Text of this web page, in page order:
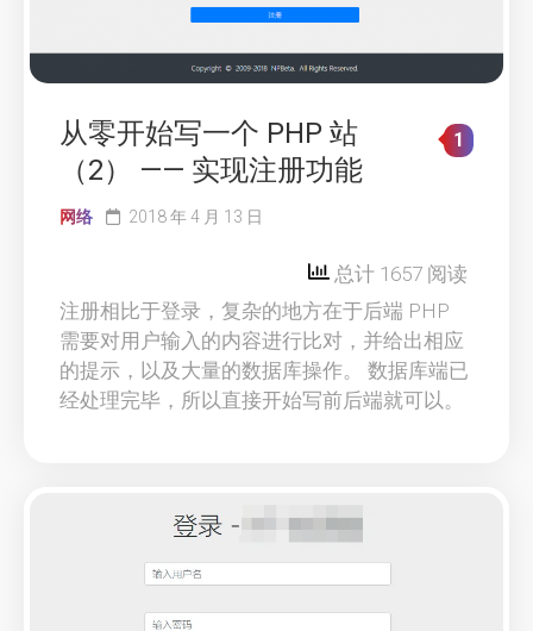
从零开始写一个 PHP 站
（2） —— 实现注册功能
1
网络 2018 年 4 月 13 日
总计 1657 阅读
注册相比于登录，复杂的地方在于后端 PHP
需要对用户输入的内容进行比对，并给出相应
的提示，以及大量的数据库操作。 数据库端已
经处理完毕，所以直接开始写前后端就可以。